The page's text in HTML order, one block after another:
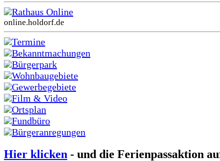
Rathaus Online
online.holdorf.de
Termine
Bekanntmachungen
Bürgerpark
Wohnbaugebiete
Gewerbegebiete
Film & Video
Ortsplan
Fundbüro
Bürgeranregungen
Hier klicken - und die Ferienpassaktion